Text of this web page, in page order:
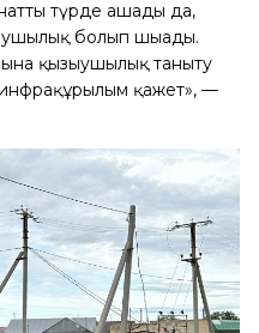
түрде ашады да,
болып шығады.
қызығушылық таныту
қажет», —